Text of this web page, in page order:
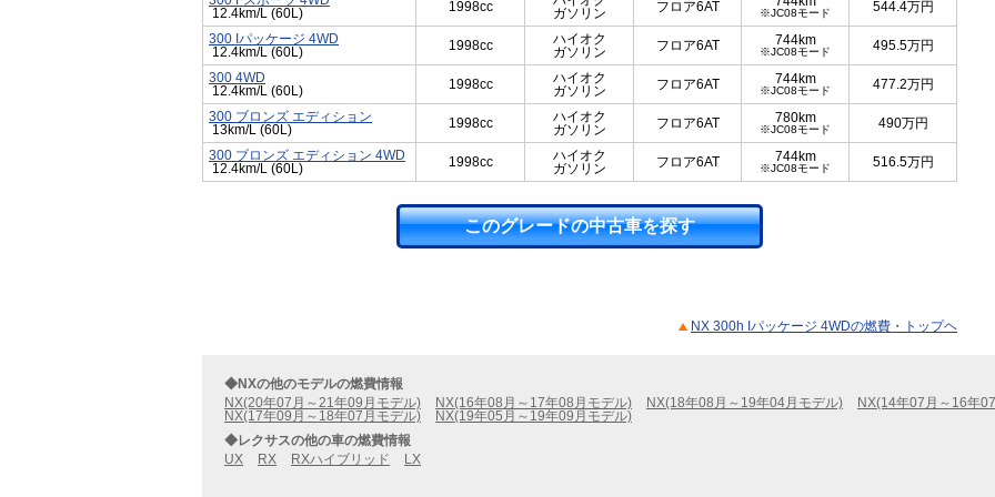
12.4km/L (60L)
1998cc
ガソリン
フロア6AT ※JC08モード 544.4万円
300 Iパッケージ 4WD
12.4km/L (60L)
1998cc
ハイオク
ガソリン
フロア6AT 744km
※JC08モード 495.5万円
300 4WD
12.4km/L (60L)
1998cc
ハイオク
ガソリン
フロア6AT 744km
※JC08モード 477.2万円
300 ブロンズ エディション
13km/L (60L)
1998cc
ハイオク
ガソリン
フロア6AT 780km
※JC08モード 490万円
300 ブロンズ エディション 4WD
12.4km/L (60L)
1998cc
ハイオク
ガソリン
フロア6AT 744km
※JC08モード 516.5万円
このグレードの中古車を探す
NX 300h Iパッケージ 4WDの燃費・トップヘ
◆NXの他のモデルの燃費情報
NX(20年07月～21年09月モデル)
NX(16年08月～17年08月モデル) NX(18年08月～19年04月モデル)
NX(14年07月～16年
NX(17年09月～18年07月モデル)
NX(19年05月～19年09月モデル)
◆レクサスの他の車の燃費情報
UX
RX RXハイブリッド LX